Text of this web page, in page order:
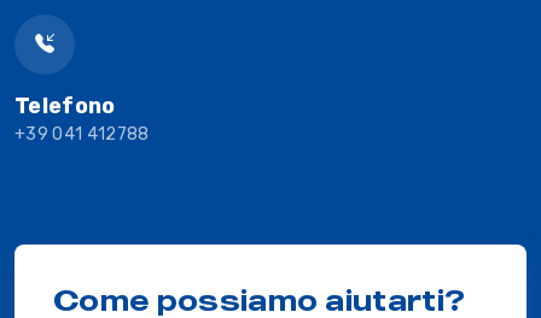
Telefono
+39 041 412788
Come possiamo aiutarti?